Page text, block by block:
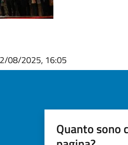
08/2025, 16:05
Quanto sono